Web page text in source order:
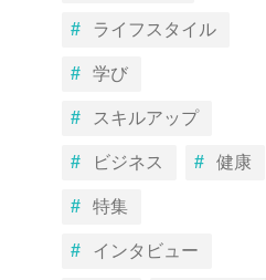
ライフスタイル
学び
スキルアップ
ビジネス 健康
特集
インタビュー